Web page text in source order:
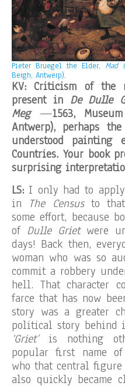
Pieter Bruegel the Elder, Mad
Bergh, Antwerp).
KV: Criticism of
present in De Dulle
Meg—1563,
Antwerp), perhaps
understood painting
Countries. Your book
surprising
LS: I only had to
in
The Censusto that
some effort, because
of Dulle Grietwere
days! Back then,
woman who was so
commit a robbery
hell. That character
farce that has now
story was a greater
political story behind
‘Griet’is nothing
popular first name of
who that central
also quickly became